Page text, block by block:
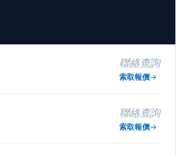
聯絡查詢
索取報價
聯絡查詢
索取報價